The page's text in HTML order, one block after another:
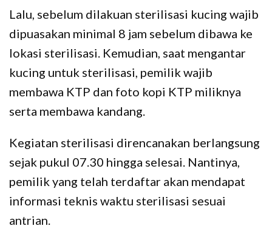
Lalu, sebelum dilakuan sterilisasi kucing wajib
dipuasakan minimal 8 jam sebelum dibawa ke
lokasi sterilisasi. Kemudian, saat mengantar
kucing untuk sterilisasi, pemilik wajib
membawa KTP dan foto kopi KTP miliknya
serta membawa kandang.
Kegiatan sterilisasi direncanakan berlangsung
sejak pukul 07.30 hingga selesai. Nantinya,
pemilik yang telah terdaftar akan mendapat
informasi teknis waktu sterilisasi sesuai
antrian.